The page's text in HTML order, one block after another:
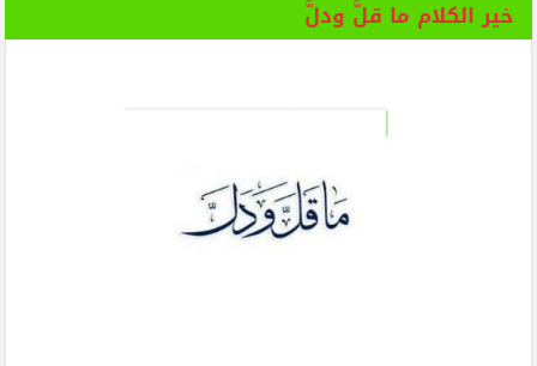
خير الكلام ما قلَّ ودلَّ